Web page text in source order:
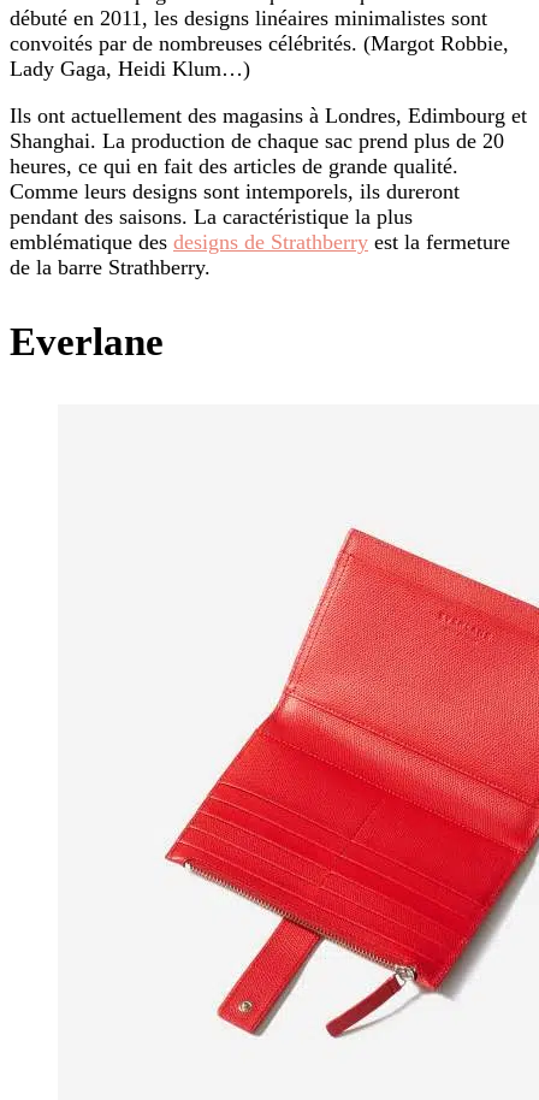
débuté en 2011, les designs linéaires minimalistes sont
convoités par de nombreuses célébrités. (Margot Robbie,
Lady Gaga, Heidi Klum…)
Ils ont actuellement des magasins à Londres, Edimbourg et
Shanghai. La production de chaque sac prend plus de 20
heures, ce qui en fait des articles de grande qualité.
Comme leurs designs sont intemporels, ils dureront
pendant des saisons. La caractéristique la plus
emblématique des designs de Strathberry est la fermeture
de la barre Strathberry.
Everlane